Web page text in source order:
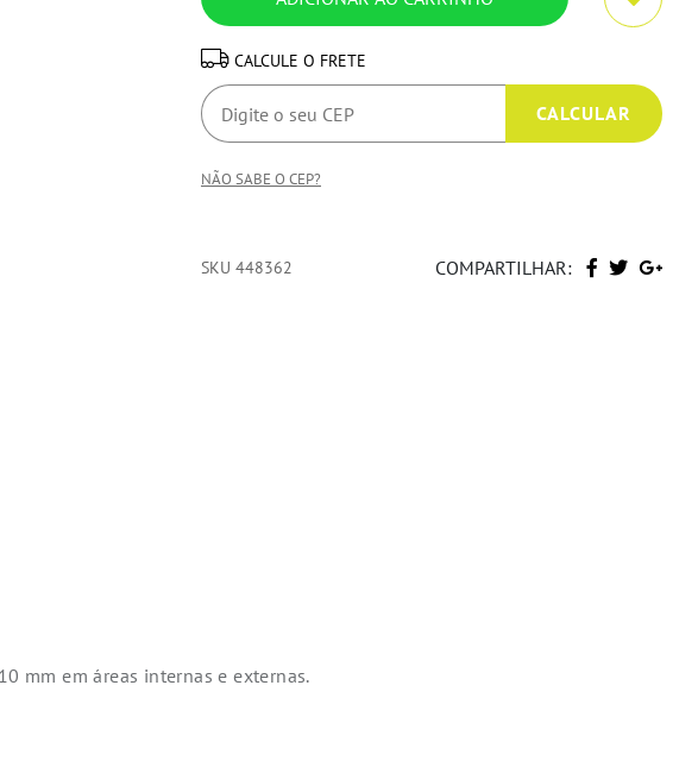
CALCULE O FRETE
NÃO SABE O CEP?
SKU 448362 COMPARTILHAR:
mm em áreas internas e externas.